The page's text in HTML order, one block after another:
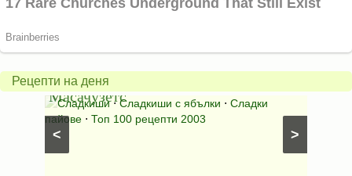
Рецепти на деня
>
<
Американски
ябълков
пай
от
Масачузетс
Сладкиши⋅Сладкиши с ябълки ⋅ Сладки
пайове ⋅ Топ 100 рецепти 2003
питка
на
мама